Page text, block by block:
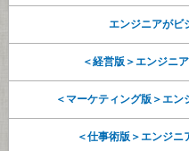
エンジニアがビ
＜経営版＞エンジニ
＜マーケティング版＞エン
＜仕事術版＞エンジニ